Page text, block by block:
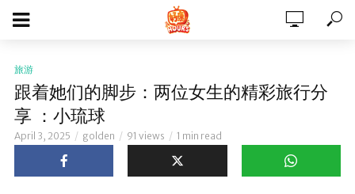
旅游
跟着她们的脚步：两位女生的精彩旅行分
享 ：小琉球
April 3, 2025 golden 91 views 1 min read